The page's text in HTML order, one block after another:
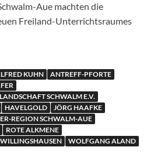
Aue machten die
Freiland-Unterrichtsraumes
KUHN
ANTREFF-PFORTE
SCHWALM E.V.
HAVELGOLD
JÖRG HAAFKE
REGION SCHWALM-AUE
ROTE ALKMENE
WOLFGANG ALAND